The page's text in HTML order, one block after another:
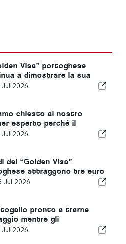
Visa” portoghese
a dimostrare la sua
ecco cosa comporta
Jul 2026
chiesto al nostro
esperto perché il
Visa” portoghese è il
Jul 2026
del “Golden Visa”
attraggono tre euro
euro prelevato
Jul 2026
pronto a trarne
mentre gli
cercano
Jul 2026